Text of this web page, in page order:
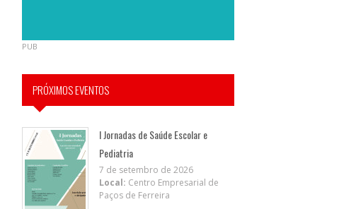
PUB
PRÓXIMOS EVENTOS
I Jornadas de Saúde Escolar e
Pediatria
7 de setembro de 2026
Local: Centro Empresarial de
Paços de Ferreira